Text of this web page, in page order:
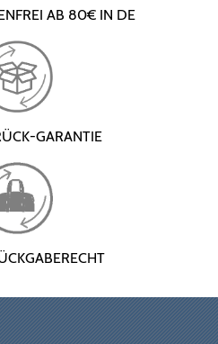
AB 80€ IN DE
GARANTIE